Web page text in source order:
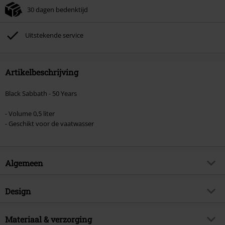
Kan niet gecombineerd worden met andere kortingscodes. Boeken, media,
Toten Hosen, Metality, cadeaubonnen en artikelen met een inbegrepen
donatie zijn uitgesloten van de korting.
30 dagen bedenktijd
Uitstekende service
Artikelbeschrijving
Black Sabbath - 50 Years
- Volume 0,5 liter
- Geschikt voor de vaatwasser
Algemeen
Artikelnr.
Muziekgenre
Design
Producttype
Materiaal & verzorging